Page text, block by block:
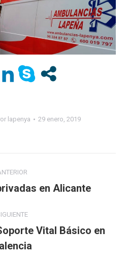
lapenya 29 enero, 2019
Publicaciónen Alicante
Publicación
siguiente:
Vital Básico en